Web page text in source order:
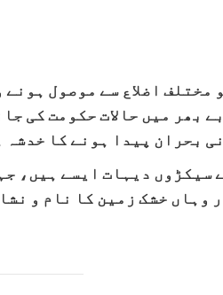
مختلف اضلاع سے موصول
بھر میں حالات حکومت کی
بحران پیدا ہونے کا خدشہ
وہاں خشک زمین کا نام و